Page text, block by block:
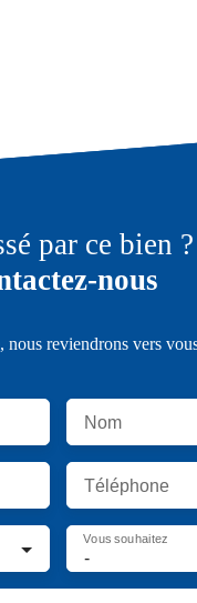
par ce bien ?
nous
reviendrons vers
Nom
Téléphone
-
Vous souhaitez